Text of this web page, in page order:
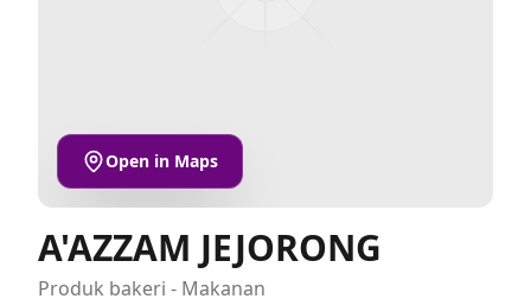
Open in Maps
A'AZZAM JEJORONG
Produk bakeri - Makanan